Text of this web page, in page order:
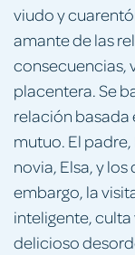
viudo y
amante de las
consecuencias,
placentera. Se
relación basada
mutuo. El
novia, Elsa, y
embargo, la
inteligente, culta
delicioso